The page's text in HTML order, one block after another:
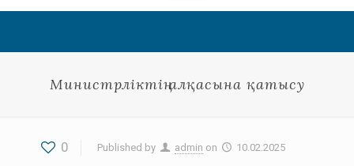
Министрліктің алқасына қатысу
0 Published by admin on 10.02.2025